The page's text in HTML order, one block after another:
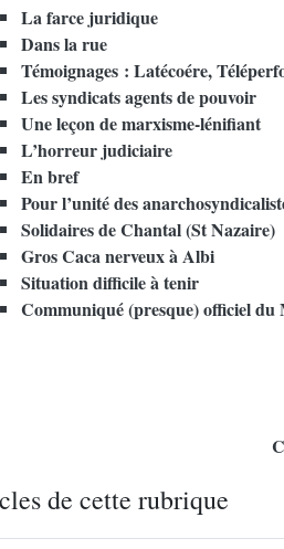
La farce juridique
Dans la rue
Témoignages : Latécoére,
Les syndicats agents de pouvoir
Une leçon de marxisme-lénifiant
L’horreur judiciaire
En bref
Pour l’unité des
Solidaires de Chantal (St Nazaire)
Gros Caca nerveux à Albi
Situation difficile à tenir
Communiqué (presque) officiel
de cette rubrique